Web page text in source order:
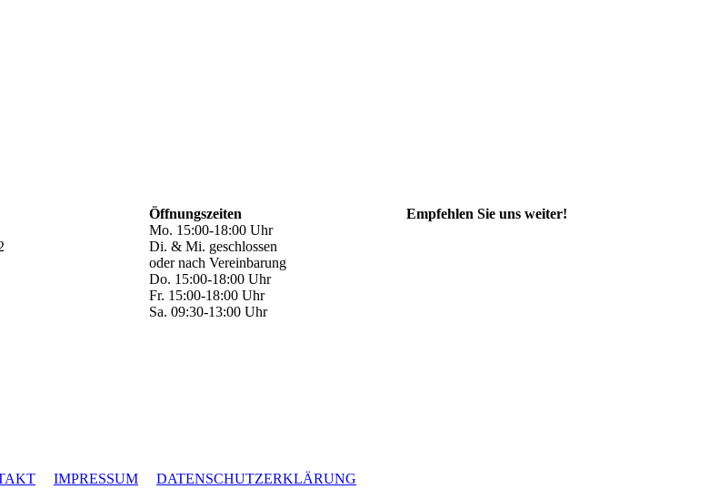
Öffnungszeiten
Mo. 15:00-18:00 Uhr
Di. & Mi. geschlossen
oder nach Vereinbarung
Do. 15:00-18:00 Uhr
Fr. 15:00-18:00 Uhr
Sa. 09:30-13:00 Uhr
Empfehlen Sie uns weiter!
IMPRESSUM DATENSCHUTZERKLÄRUNG